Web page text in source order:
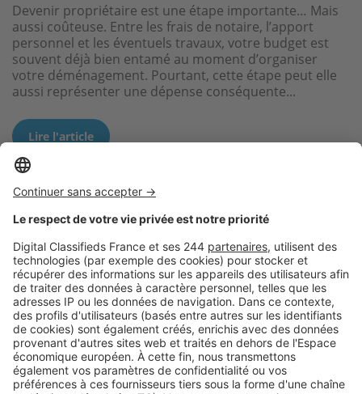
Devenir propriétaire est une étape importante… Mais
aussi coûteuse. Entre les frais de notaire, l’apport
personnel et les éventuels travaux, votre budget est
souvent déjà bien entamé au moment d’organiser
votre déménagement. Pourtant, cette étape peut elle
aussi représenter une dépense conséquente...
Lire l'article
Logic-Immo c’est aussi …
Retrouvez-nous sur …